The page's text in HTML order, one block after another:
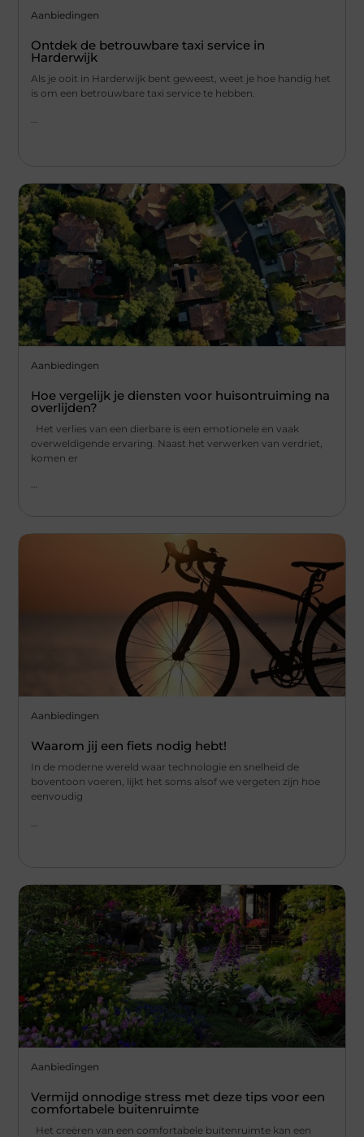
Aanbiedingen
Ontdek de betrouwbare taxi service in
Harderwijk
Als je ooit in Harderwijk bent geweest, weet je hoe handig het
is om een betrouwbare taxi service te hebben.
...
Aanbiedingen
Hoe vergelijk je diensten voor huisontruiming na
overlijden?
Het verlies van een dierbare is een emotionele en vaak
overweldigende ervaring. Naast het verwerken van verdriet,
komen er
...
Aanbiedingen
Waarom jij een fiets nodig hebt!
In de moderne wereld waar technologie en snelheid de
boventoon voeren, lijkt het soms alsof we vergeten zijn hoe
eenvoudig
Aanbiedingen
Vermijd onnodige stress met deze tips voor een
comfortabele buitenruimte
Het creëren van een comfortabele buitenruimte kan een